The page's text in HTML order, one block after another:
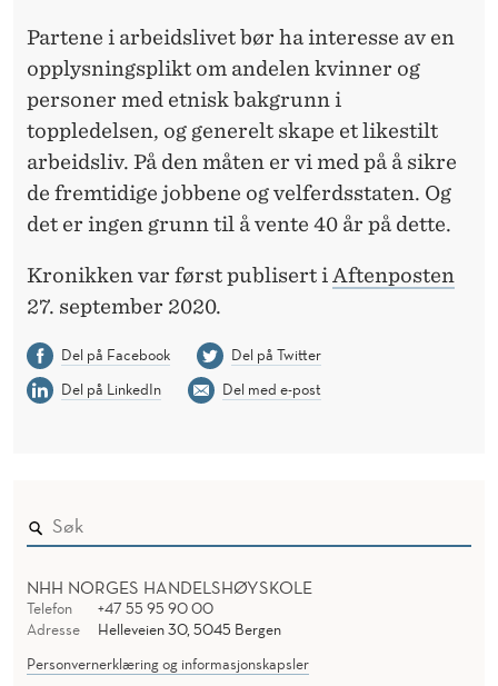
Partene i arbeidslivet bør ha interesse av en
opplysningsplikt om andelen kvinner og
personer med etnisk bakgrunn i
toppledelsen, og generelt skape et likestilt
arbeidsliv. På den måten er vi med på å sikre
de fremtidige jobbene og velferdsstaten. Og
det er ingen grunn til å vente 40 år på dette.
Kronikken var først publisert i Aftenposten
27. september 2020.
Del på Facebook
Del på Twitter
Del på LinkedIn
Del med e-post
NHH NORGES HANDELSHØYSKOLE
Telefon
+47 55 95 90 00
Adresse
Helleveien 30, 5045 Bergen
Personvernerklæring og informasjonskapsler